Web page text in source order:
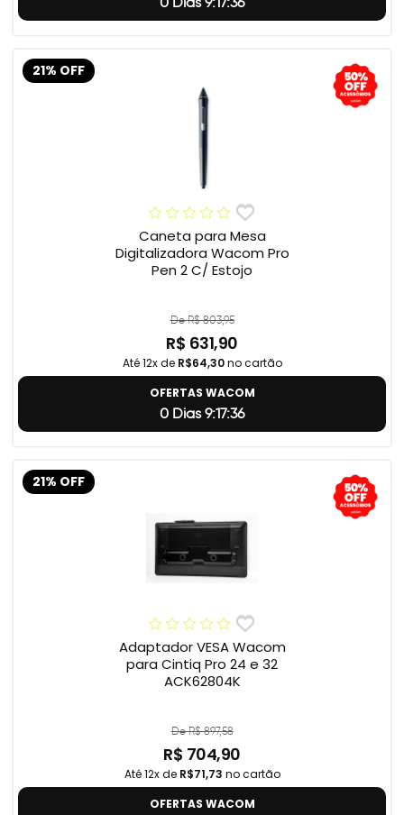
21% OFF
Caneta para Mesa
Digitalizadora Wacom Pro
Pen 2 C/ Estojo
De R$ 803,95
R$ 631,90
Até 12x de R$64,30no cartão
OFERTAS WACOM
0 Dias 9:17:35
21% OFF
Adaptador VESA Wacom
para Cintiq Pro 24 e 32
ACK62804K
De R$ 897,58
R$ 704,90
Até 12x de R$71,73 no cartão
OFERTAS WACOM